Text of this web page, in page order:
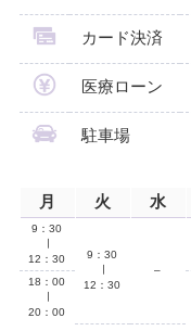
カード決済
医療ローン
駐車場
月 火 水
9：30
12：30
9：30
12：30
–
18：00
20：00